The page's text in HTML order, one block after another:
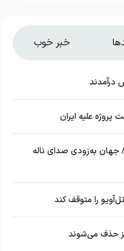
خبر خوب
درآمدند
علیه ایران
جهان به‌زودی صدای ناله
را متوقف کند
حذف می‌شوند